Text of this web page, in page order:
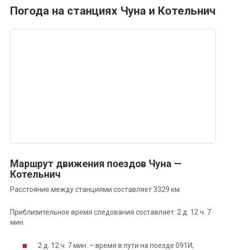
Погода на станциях Чуна и Котельнич
Маршрут движения поездов Чуна —
Котельнич
Расстояние между станциями составляет 3329 км.
Приблизительное время следования составляет: 2 д. 12 ч. 7
мин.
2 д. 12 ч. 7 мин. – время в пути на поезде 091И;